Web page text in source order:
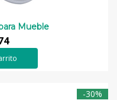
Mueble
-30%